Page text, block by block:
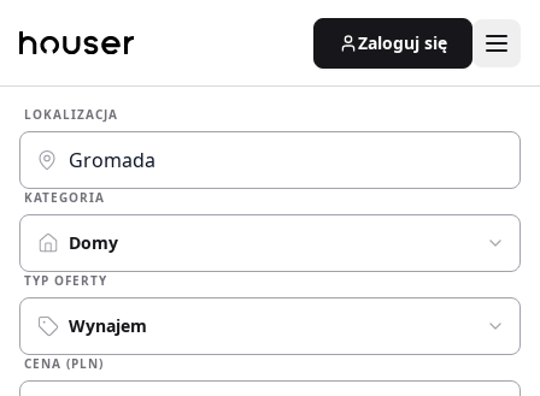
Zaloguj się
LOKALIZACJA
KATEGORIA
Domy
TYP OFERTY
Wynajem
CENA (PLN)